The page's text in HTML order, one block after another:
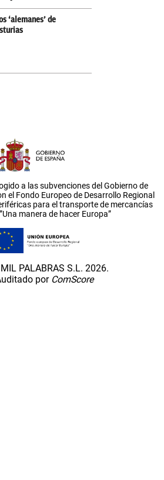
‘alemanes’ de
a las subvenciones del Gobierno de
el Fondo Europeo de Desarrollo Regional
para el transporte de mercancías
manera de hacer Europa”
PALABRAS S.L. 2026.
por ComScore